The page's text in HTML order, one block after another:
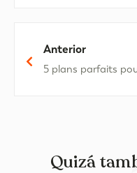
Anterior
Quizá